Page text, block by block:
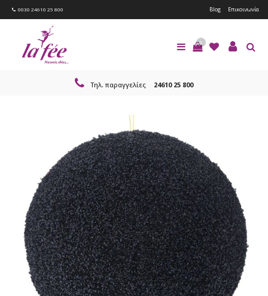
0030 24610 25 800 Blog Επικοινωνία
0
Τηλ. παραγγελίες 24610 25 800